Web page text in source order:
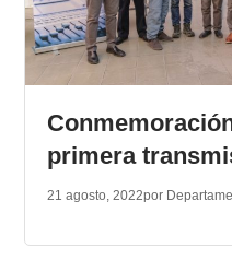
APP MÓVIL
primera
21 agosto, 2022por